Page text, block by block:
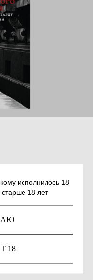
исполнилось 18
старше 18 лет
18
К